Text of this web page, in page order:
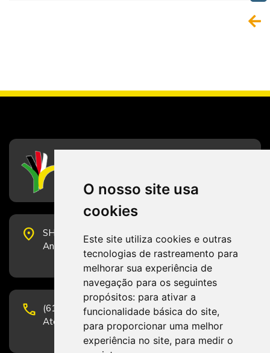
O nosso site usa
cookies
Este site utiliza cookies e outras
tecnologias de rastreamento para
melhorar sua experiência de
navegação para os seguintes
propósitos: para ativar a
funcionalidade básica do site,
para proporcionar uma melhor
experiência no site, para medir o
place
SHS Quadra 6, Bloco E, Complexo Brasil 21, 20º
Andar, Sala 2001 - CEP 70322-915 - Brasília/DF
phone
(61) 3223-1652 e (61) 98131-3801.
Atendimento por telefone em horário comercial